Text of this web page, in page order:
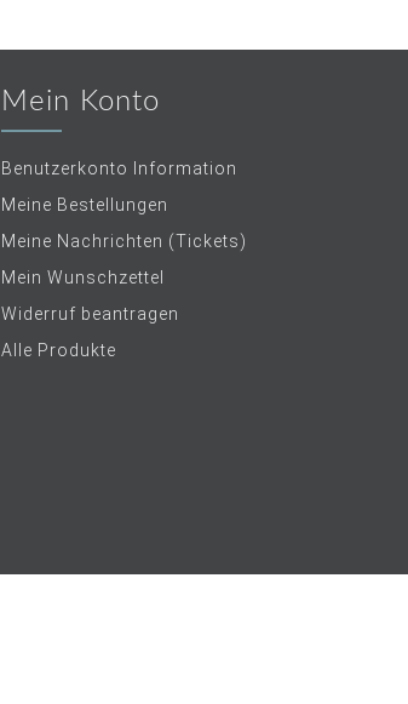
Mein Konto
Benutzerkonto Information
Meine Bestellungen
Meine Nachrichten (Tickets)
Mein Wunschzettel
Widerruf beantragen
Alle Produkte